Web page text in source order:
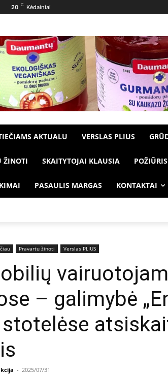
20 C Kėdainiai
AKTUALU VERSLAS PLIUS
ŽINOTI SKAITYTOJAI KLAUSIA POŽIŪRIS
PASAULIS MARGAS KONTAKTAI
Pravartu žinoti Verslas PLIUS
– galimybė
- 2025/07/31